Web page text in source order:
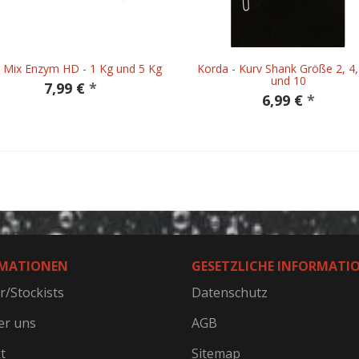
Mix Enzym HD - 1 Kg und 5 Kg
7,99 € *
Korda - Kurv Shank Größe 2,
und 10
6,99 € *
Stockists
uns
GESETZLICHE
Datenschutz
AGB
Sitemap